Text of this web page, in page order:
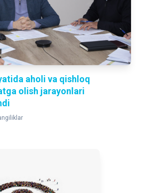
aholi va qishloq
olish jarayonlari